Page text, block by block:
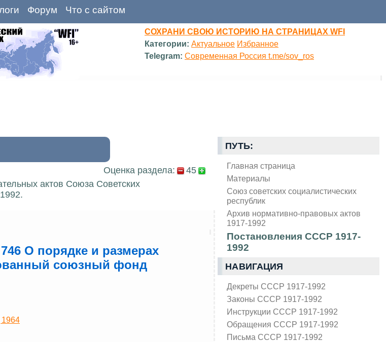
Форум Что с сайтом
СОХРАНИ СВОЮ ИСТОРИЮ НА СТРАНИЦАХ WFI
Категории: Актуальное Избранное
Telegram: Современная Россия t.me/sov_ros
ПУТЬ:
Главная страница
Материалы
Союз советских социалистических
республик
Архив нормативно-правовых актов
1917-1992
Постановления СССР 1917-
1992
НАВИГАЦИЯ
Декреты СССР 1917-1992
Законы СССР 1917-1992
Инструкции СССР 1917-1992
Обращения СССР 1917-1992
Письма СССР 1917-1992
Оценка раздела:
45
актов Союза Советских
О порядке и размерах
союзный фонд
1964